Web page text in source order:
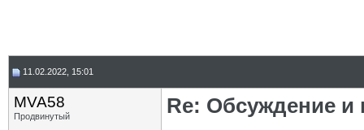
11.02.2022, 15:01
MVA58
Продвинутый
Re: Обсуждение